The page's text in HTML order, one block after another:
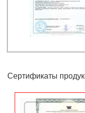
государственной
изобретение
Выдан
ООО КЗ
Выдан ПАТЕНТ
изобретение
Выдан ПАТЕНТ
изобретение
Состоялась
Сертификаты